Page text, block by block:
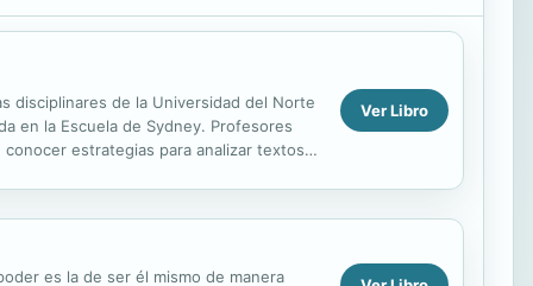
disciplinares de la Universidad del Norte
en la Escuela de Sydney. Profesores
estrategias para analizar textos y
Ver Libro
es la de ser él mismo de manera